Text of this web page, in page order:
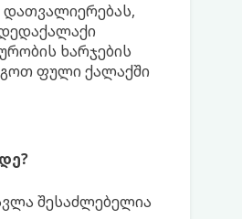
დათვალიერებას,
ხარჯების
ფული ქალაქში
შესაძლებელია